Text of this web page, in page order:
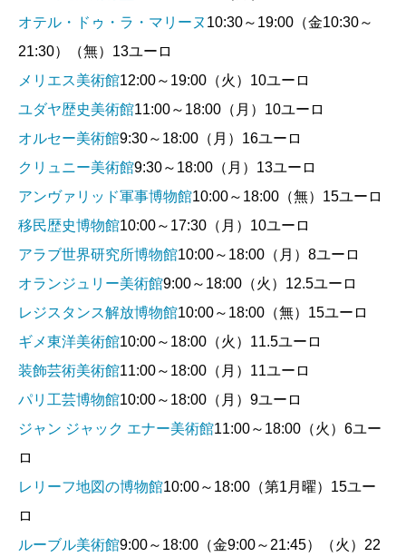
オテル・ドゥ・ラ・マリーヌ 10:30～19:00（金10:30～
21:30）（無）13ユーロ
メリエス美術館12:00～19:00（火）10ユーロ
ユダヤ歴史美術館11:00～18:00（月）10ユーロ
オルセー美術館9:30～18:00（月）16ユーロ
クリュニー美術館9:30～18:00（月）13ユーロ
アンヴァリッド軍事博物館10:00～18:00（無）15ユーロ
移民歴史博物館10:00～17:30（月）10ユーロ
アラブ世界研究所博物館10:00～18:00（月）8ユーロ
オランジュリー美術館9:00～18:00（火）12.5ユーロ
レジスタンス解放博物館10:00～18:00（無）15ユーロ
ギメ東洋美術館10:00～18:00（火）11.5ユーロ
装飾芸術美術館11:00～18:00（月）11ユーロ
パリ工芸博物館10:00～18:00（月）9ユーロ
ジャン ジャック エナー美術館11:00～18:00（火）6ユー
ロ
レリーフ地図の博物館10:00～18:00（第1月曜）15ユー
ロ
ルーブル美術館9:00～18:00（金9:00～21:45）（火）22